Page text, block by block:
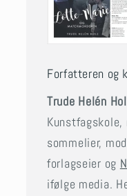
Forfatteren og
Trude Helén
sommelier,
forlagseier og
ifølge media.